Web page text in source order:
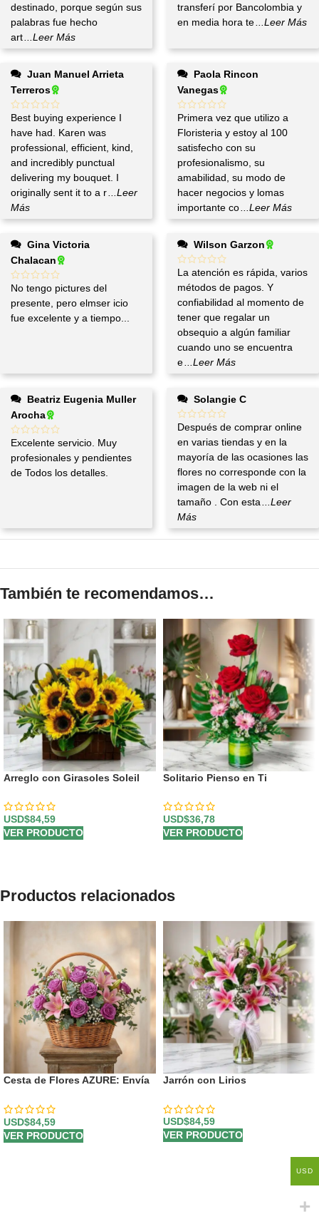
destinado, porque según sus
palabras fue hecho
art
...Leer Más
transferí por Bancolombia y
en media hora te
...Leer Más
Terreros
Best buying experience I
have had. Karen was
professional, efficient, kind,
and incredibly punctual
delivering my bouquet. I
originally sent it to a r
...Leer
Más
Vanegas
Primera vez que utilizo a
Floristeria y estoy al 100
satisfecho con su
profesionalismo, su
amabilidad, su modo de
hacer negocios y lomas
importante co
...Leer Más
Chalacan
No tengo pictures del
presente, pero elmser icio
fue excelente y a tiempo...
Wilson Garzon
La atención es rápida, varios
métodos de pagos. Y
confiabilidad al momento de
tener que regalar un
obsequio a algún familiar
cuando uno se encuentra
e
...Leer Más
Arocha
Excelente servicio. Muy
profesionales y pendientes
de Todos los detalles.
Solangie C
Después de comprar online
en varias tiendas y en la
mayoría de las ocasiones las
flores no corresponde con la
imagen de la web ni el
tamaño . Con esta
...Leer
Más
También te recomendamos…
Arreglo con Girasoles Soleil
USD$84,59
VER PRODUCTO
Solitario Pienso en Ti
USD$36,78
VER PRODUCTO
Productos relacionados
Cesta de Flores AZURE: Envía
Domicilio 💐
USD$84,59
VER PRODUCTO
Jarrón con Lirios
USD$84,59
VER PRODUCTO
USD